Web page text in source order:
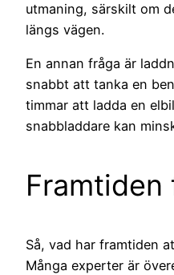
utmaning, särskilt om
längs vägen.
En annan fråga är
snabbt att tanka en
timmar att ladda en
snabbladdare kan
Så, vad har framtiden
Många experter är